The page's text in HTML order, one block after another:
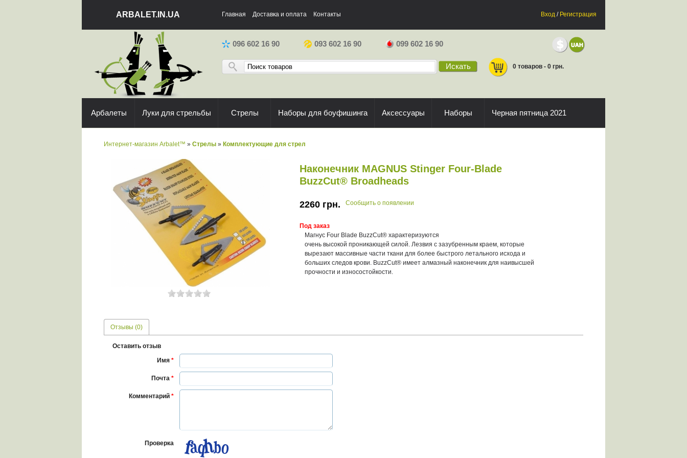
ARBALET.IN.UA Главная Доставка и оплата Контакты Вход / Регистрация
096 602 16 90 093 602 16 90 099 602 16 90
Искать 0 товаров - 0 грн.
Арбалеты Луки для стрельбы Стрелы Наборы для боуфишинга Аксессуары Наборы Черная пятница 2021
Интернет-магазин Arbalet™ » Стрелы » Комплектующие для стрел
Наконечник MAGNUS Stinger Four-Blade
BuzzCut® Broadheads
2260 грн. Сообщить о появлении
Под заказ
Магнус Four Blade BuzzCut® характеризуются
очень высокой проникающей силой. Лезвия с зазубренным краем, которые
вырезают массивные части ткани для более быстрого летального исхода и
больших следов крови. BuzzCut® имеет алмазный наконечник для наивысшей
прочности и износостойкости.
Отзывы (0)
Оставить отзыв
Имя *
Почта *
Комментарий *
Проверка